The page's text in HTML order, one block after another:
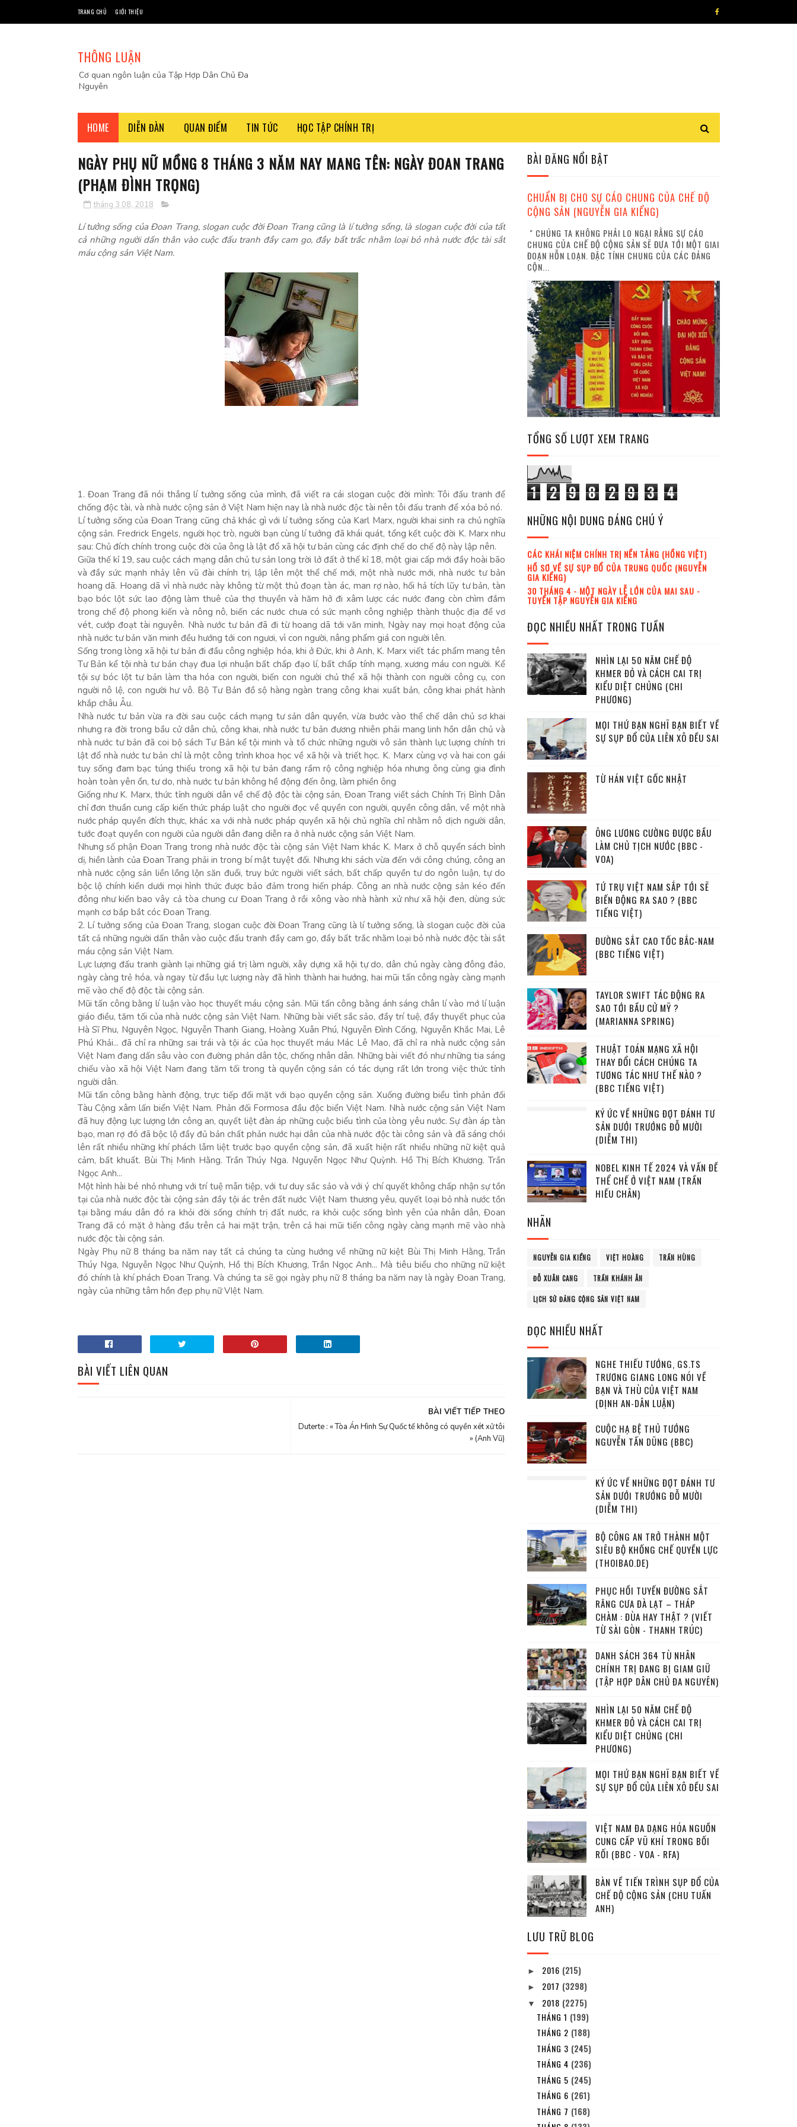
TRANG CHỦ GIỚI THIỆU
THÔNG LUẬN
Cơ quan ngôn luận của Tập Hợp Dân Chủ Đa
Nguyên
HOME DIỄN ĐÀN QUAN ĐIỂM TIN TỨC HỌC TẬP CHÍNH TRỊ
NGÀY PHỤ NỮ MỒNG 8 THÁNG 3 NĂM NAY MANG TÊN: NGÀY ĐOAN TRANG
(PHẠM ĐÌNH TRỌNG)
tháng 3 08, 2018
Lí tưởng sống của Đoan Trang, slogan cuộc đời Đoan Trang cũng là lí tưởng sống, là slogan cuộc đời của tất
cả những người dấn thân vào cuộc đấu tranh đầy cam go, đầy bất trắc nhằm loại bỏ nhà nước độc tài sắt
máu cộng sản Việt Nam.
1. Đoan Trang đã nói thẳng lí tưởng sống của mình, đã viết ra cái slogan cuộc đời mình: Tôi đấu tranh để
chống độc tài, và nhà nước cộng sản ở Việt Nam hiện nay là nhà nước độc tài nên tôi đấu tranh để xóa bỏ nó.
Lí tưởng sống của Đoan Trang cũng chả khác gì với lí tưởng sống của Karl Marx, người khai sinh ra chủ nghĩa
cộng sản. Fredrick Engels, người học trò, người bạn cùng lí tưởng đã khái quát, tổng kết cuộc đời K. Marx như
sau: Chủ đích chính trong cuộc đời của ông là lật đổ xã hội tư bản cùng các định chế do chế độ này lập nên.
Giữa thế kỉ 19, sau cuộc cách mạng dân chủ tư sản long trời lở đất ở thế kỉ 18, một giai cấp mới đầy hoài bão
và đầy sức mạnh nhảy lên vũ đài chính trị, lập lên một thể chế mới, một nhà nước mới, nhà nước tư bản
hoang dã. Hoang dã vì nhà nước này không từ một thủ đoạn tàn ác, man rợ nào, hối hả tích lũy tư bản, tàn
bạo bóc lột sức lao động làm thuê của thợ thuyền và hăm hở đi xâm lược các nước đang còn chìm đắm
trong chế độ phong kiến và nông nô, biến các nước chưa có sức mạnh công nghiệp thành thuộc địa để vơ
vét, cướp đoạt tài nguyên. Nhà nước tư bản đã đi từ hoang dã tới văn minh, Ngày nay mọi hoạt động của
nhà nước tư bản văn minh đều hướng tới con ngươi, vì con người, nâng phẩm giá con người lên.
Sống trong lòng xã hội tư bản đi đầu công nghiệp hóa, khi ở Đức, khi ở Anh, K. Marx viết tác phẩm mang tên
Tư Bản kể tội nhà tư bản chạy đua lợi nhuận bất chấp đạo lí, bất chấp tính mạng, xương máu con người. Kể
tội sự bóc lột tư bản làm tha hóa con người, biến con người chủ thể xã hội thành con người công cụ, con
người nô lệ, con người hư vô. Bộ Tư Bản đồ sộ hàng ngàn trang công khai xuất bản, công khai phát hành
khắp châu Âu.
Nhà nước tư bản vừa ra đời sau cuộc cách mạng tư sản dân quyền, vừa bước vào thể chế dân chủ sơ khai
nhưng ra đời trong bầu cử dân chủ, công khai, nhà nước tư bản đương nhiên phải mang linh hồn dân chủ và
nhà nước tư bản đã coi bộ sách Tư Bản kể tội minh và tổ chức những người vô sản thành lực lượng chính tri
lật đổ nhà nước tư bản chỉ là một công trình khoa học về xã hội và triết học. K. Marx cùng vợ và hai con gái
tuy sống đam bạc túng thiếu trong xã hội tư bản đang rầm rộ công nghiệp hóa nhưng ông cùng gia đình
hoàn toàn yên ổn, tư do, nhà nước tư bản không hề động đến ông, làm phiền ông
Giống như K. Marx, thức tỉnh người dân về chế độ độc tài cộng sản, Đoan Trang viết sách Chính Trị Bình Dân
chỉ đơn thuần cung cấp kiến thức pháp luật cho người đọc về quyền con người, quyền công dân, về một nhà
nước pháp quyền đích thực, khác xa với nhà nước pháp quyền xã hội chủ nghĩa chỉ nhằm nô dịch người dân,
tước đoạt quyền con người của người dân đang diễn ra ở nhà nước cộng sản Việt Nam.
Nhưng số phận Đoan Trang trong nhà nước độc tài cộng sản Việt Nam khác K. Marx ở chỗ quyển sách bình
dị, hiền lành của Đoan Trang phải in trong bí mật tuyệt đối. Nhưng khi sách vừa đến với công chúng, công an
nhà nước cộng sản liền lồng lộn săn đuổi, truy bức người viết sách, bất chấp quyền tư do ngôn luận, tự do
bộc lộ chính kiến dưới mọi hình thức được bảo đảm trong hiến pháp. Công an nhà nước cộng sản kéo đến
đông như kiến bao vây cả tòa chung cư Đoan Trang ở rồi xông vào nhà hành xử như xã hội đen, dùng sức
mạnh cơ bắp bắt cóc Đoan Trang.
2. Lí tưởng sống của Đoan Trang, slogan cuộc đời Đoan Trang cũng là lí tưởng sống, là slogan cuộc đời của
tất cả những người dấn thân vào cuộc đấu tranh đầy cam go, đầy bất trắc nhằm loại bỏ nhà nước độc tài sắt
máu cộng sản Việt Nam.
Lực lượng đấu tranh giành lại những giá trị làm người, xây dựng xã hội tự do, dân chủ ngày càng đông đảo,
ngày càng trẻ hóa, và ngay từ đầu lực lượng này đã hình thành hai hướng, hai mũi tấn công ngày càng mạnh
mẽ vào chế độ độc tài cộng sản.
Mũi tấn công bằng lí luận vào học thuyết máu cộng sản. Mũi tấn công bằng ánh sáng chân lí vào mớ lí luận
giáo điều, tăm tối của nhà nước cộng sản Việt Nam. Những bài viết sắc sảo, đầy trí tuệ, đầy thuyết phục của
Hà Sĩ Phu, Nguyên Ngọc, Nguyễn Thanh Giang, Hoàng Xuân Phú, Nguyễn Đình Cống, Nguyễn Khắc Mai, Lê
Phú Khải... đã chỉ ra những sai trái và tội ác của học thuyết máu Mác Lê Mao, đã chỉ ra nhà nước cộng sản
Việt Nam đang dấn sâu vào con đường phản dân tộc, chống nhân dân. Những bài viết đó như những tia sáng
chiếu vào xã hội Việt Nam đang tăm tối trong tà quyền cộng sản có tác dụng rất lớn trong việc thức tỉnh
người dân.
Mũi tấn công bằng hành động, trực tiếp đối mặt với bạo quyền cộng sản. Xuống đường biểu tình phản đối
Tàu Cộng xâm lấn biển Việt Nam. Phản đối Formosa đầu độc biển Việt Nam. Nhà nước cộng sản Việt Nam
đã huy động lực lượng lớn công an, quyết liệt đàn áp những cuộc biểu tình của lòng yêu nước. Sự đàn áp tàn
bạo, man rợ đó đã bộc lộ đầy đủ bản chất phản nước hại dân của nhà nước độc tài công sản và đã sáng chói
lên rất nhiều những khí phách lẫm liệt trước bạo quyền cộng sản, đã xuất hiện rất nhiều những nữ kiệt quả
cảm, bất khuất. Bùi Thị Minh Hằng. Trần Thúy Nga. Nguyễn Ngọc Như Quỳnh. Hồ Thị Bích Khương. Trần
Ngọc Anh...
Một hình hài bé nhỏ nhưng với trí tuệ mẫn tiệp, với tư duy sắc sảo và với ý chí quyết không chấp nhận sự tồn
tại của nhà nước độc tài cộng sản đầy tội ác trên đất nước Việt Nam thương yêu, quyết loại bỏ nhà nước tồn
tại bằng máu dân đó ra khỏi đời sống chính trị đất nước, ra khỏi cuộc sống bình yên của nhân dân, Đoan
Trang đã có mặt ở hàng đầu trên cả hai mặt trận, trên cả hai mũi tiến công ngày càng mạnh mẽ vào nhà
nước độc tài cộng sản.
Ngày Phụ nữ 8 tháng ba năm nay tất cả chúng ta cùng hướng về những nữ kiệt Bùi Thị Minh Hằng, Trần
Thúy Nga, Nguyễn Ngọc Như Quỳnh, Hồ thị Bích Khương, Trần Ngọc Anh... Mà tiêu biểu cho những nữ kiệt
đó chính là khí phách Đoan Trang. Và chúng ta sẽ gọi ngày phụ nữ 8 tháng ba năm nay là ngày Đoan Trang,
ngày của những tâm hồn đẹp phụ nữ VIệt Nam.
BÀI VIẾT LIÊN QUAN
BÀI VIẾT TIẾP THEO
Duterte : « Tòa Án Hình Sự Quốc tế không có quyền xét xử tôi
» (Anh Vũ)
BÀI ĐĂNG NỔI BẬT
CHUẨN BỊ CHO SỰ CÁO CHUNG CỦA CHẾ ĐỘ
CỘNG SẢN (NGUYỄN GIA KIỂNG)
" CHÚNG TA KHÔNG PHẢI LO NGẠI RẰNG SỰ CÁO
CHUNG CỦA CHẾ ĐỘ CỘNG SẢN SẼ ĐƯA TỚI MỘT GIAI
ĐOẠN HỖN LOẠN. ĐẶC TÍNH CHUNG CỦA CÁC ĐẢNG
CỘN...
TỔNG SỐ LƯỢT XEM TRANG
1 2 9 8 2 9 3 4
NHỮNG NỘI DUNG ĐÁNG CHÚ Ý
CÁC KHÁI NIỆM CHÍNH TRỊ NỀN TẢNG (HỒNG VIỆT)
HỒ SƠ VỀ SỰ SỤP ĐỔ CỦA TRUNG QUỐC (NGUYỄN
GIA KIỂNG)
30 THÁNG 4 - MỘT NGÀY LỄ LỚN CỦA MAI SAU -
TUYỂN TẬP NGUYỄN GIA KIỂNG
ĐỌC NHIỀU NHẤT TRONG TUẦN
NHÌN LẠI 50 NĂM CHẾ ĐỘ
KHMER ĐỎ VÀ CÁCH CAI TRỊ
KIỂU DIỆT CHỦNG (CHI
PHƯƠNG)
MỌI THỨ BẠN NGHĨ BẠN BIẾT VỀ
SỰ SỤP ĐỔ CỦA LIÊN XÔ ĐỀU SAI
TỪ HÁN VIỆT GỐC NHẬT
ÔNG LƯƠNG CƯỜNG ĐƯỢC BẦU
LÀM CHỦ TỊCH NƯỚC (BBC -
VOA)
TỨ TRỤ VIỆT NAM SẮP TỚI SẼ
BIẾN ĐỘNG RA SAO ? (BBC
TIẾNG VIỆT)
ĐƯỜNG SẮT CAO TỐC BẮC-NAM
(BBC TIẾNG VIỆT)
TAYLOR SWIFT TÁC ĐỘNG RA
SAO TỚI BẦU CỬ MỸ ?
(MARIANNA SPRING)
THUẬT TOÁN MẠNG XÃ HỘI
THAY ĐỔI CÁCH CHÚNG TA
TƯƠNG TÁC NHƯ THẾ NÀO ?
(BBC TIẾNG VIỆT)
KÝ ỨC VỀ NHỮNG ĐỢT ĐÁNH TƯ
SẢN DƯỚI TRƯỚNG ĐỖ MƯỜI
(DIỄM THI)
NOBEL KINH TẾ 2024 VÀ VẤN ĐỀ
THỂ CHẾ Ở VIỆT NAM (TRẦN
HIẾU CHÂN)
NHÃN
NGUYỄN GIA KIỂNG VIỆT HOÀNG TRẦN HÙNG
ĐỖ XUÂN CANG TRẦN KHÁNH ÂN
LỊCH SỬ ĐẢNG CỘNG SẢN VIỆT NAM
ĐỌC NHIỀU NHẤT
NGHE THIẾU TƯỚNG, GS.TS
TRƯƠNG GIANG LONG NÓI VỀ
BẠN VÀ THÙ CỦA VIỆT NAM
(ĐỊNH AN-DÂN LUẬN)
CUỘC HẠ BỆ THỦ TƯỚNG
NGUYỄN TẤN DŨNG (BBC)
KÝ ỨC VỀ NHỮNG ĐỢT ĐÁNH TƯ
SẢN DƯỚI TRƯỚNG ĐỖ MƯỜI
(DIỄM THI)
BỘ CÔNG AN TRỞ THÀNH MỘT
SIÊU BỘ KHỐNG CHẾ QUYỀN LỰC
(THOIBAO.DE)
PHỤC HỒI TUYẾN ĐƯỜNG SẮT
RĂNG CƯA ĐÀ LẠT – THÁP
CHÀM : ĐÙA HAY THẬT ? (VIẾT
TỪ SÀI GÒN - THANH TRÚC)
DANH SÁCH 364 TÙ NHÂN
CHÍNH TRỊ ĐANG BỊ GIAM GIỮ
(TẬP HỢP DÂN CHỦ ĐA NGUYÊN)
NHÌN LẠI 50 NĂM CHẾ ĐỘ
KHMER ĐỎ VÀ CÁCH CAI TRỊ
KIỂU DIỆT CHỦNG (CHI
PHƯƠNG)
MỌI THỨ BẠN NGHĨ BẠN BIẾT VỀ
SỰ SỤP ĐỔ CỦA LIÊN XÔ ĐỀU SAI
VIỆT NAM ĐA DẠNG HÓA NGUỒN
CUNG CẤP VŨ KHÍ TRONG BỐI
RỐI (BBC - VOA - RFA)
BÀN VỀ TIẾN TRÌNH SỤP ĐỔ CỦA
CHẾ ĐỘ CỘNG SẢN (CHU TUẤN
ANH)
LƯU TRỮ BLOG
► 2016 (215)
► 2017 (3298)
▼ 2018 (2275)
THÁNG 1 (199)
THÁNG 2 (188)
THÁNG 3 (245)
THÁNG 4 (236)
THÁNG 5 (245)
THÁNG 6 (261)
THÁNG 7 (168)